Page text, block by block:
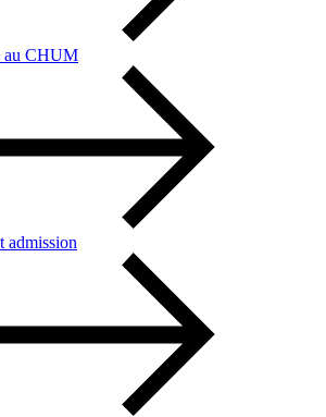
au CHUM
admission